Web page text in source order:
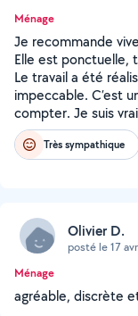
Ménage
Je recommande
Elle est ponctuelle,
Le travail a été
impeccable. C’est
compter. Je suis
Très sympathique
Olivier D.
posté le 17
Ménage
agréable, discrète